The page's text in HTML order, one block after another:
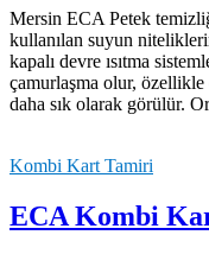
Mersin ECA Petek
kullanılan suyun
kapalı devre ısıtma
çamurlaşma olur, özellikle
daha sık olarak görülür.
Kombi Kart Tamiri
ECA Kombi